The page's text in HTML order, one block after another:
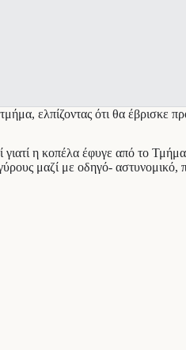
ελπίζοντας ότι θα έβρισκε
η κοπέλα έφυγε από το Τμήμα,
μαζί με οδηγό- αστυνομικό,